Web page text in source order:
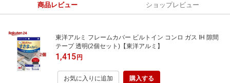
商品レビュー ショップレビュー
東洋アルミ フレームカバー ビルトイン コンロ ガス IH 隙間
テープ 透明(2個セット)【東洋アルミ】
1,415円
お気に入りに追加 購入する